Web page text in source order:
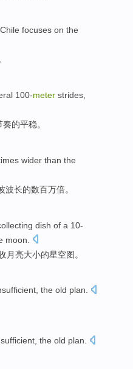
Chile focuses on the
。
100-meter strides,
奏的平稳。
wider than the
波长的数百万倍。
dish of a 10-
moon
月亮大小的星空图。
, the old plan.
, the old plan